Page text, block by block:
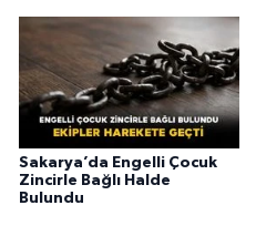
Sakarya’da Engelli Çocuk
Zincirle Bağlı Halde
Bulundu